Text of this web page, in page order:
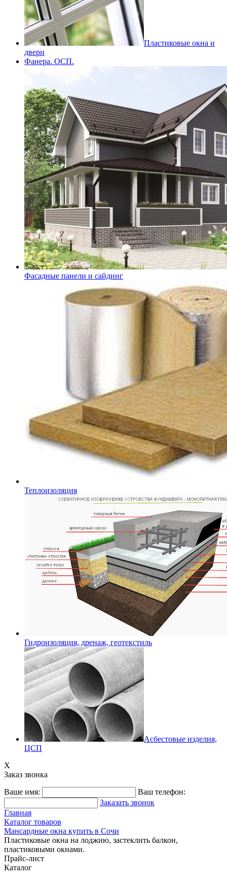
Пластиковые окна и
двери
Фанера. ОСП.
Фасадные панели и сайдинг
Теплоизоляция
Гидроизоляция, дренаж, геотекстиль
Асбестовые изделия,
ЦСП
X
Заказ звонка
Ваше имя:
Ваш телефон:
Заказать звонок
Главная
Каталог товаров
Мансардные окна купить в Сочи
Пластиковые окна на лоджию, застеклить балкон,
пластиковыми окнами.
Прайс-лист
Каталог